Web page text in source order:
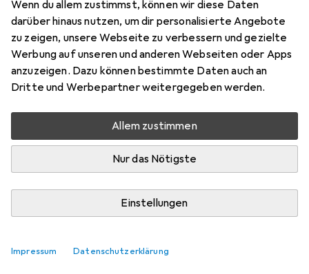
Wenn du allem zustimmst, können wir diese Daten
darüber hinaus nutzen, um dir personalisierte Angebote
zu zeigen, unsere Webseite zu verbessern und gezielte
Werbung auf unseren und anderen Webseiten oder Apps
anzuzeigen. Dazu können bestimmte Daten auch an
Dritte und Werbepartner weitergegeben werden.
Allem zustimmen
Nur das Nötigste
Einstellungen
Impressum Datenschutzerklärung
Preis in EUR inkl. MwSt.
Schneller lieferbar
Angebot fürEUR
72,14
Marke
Mehr von Europalms
Zwischen Fr, 4.9. und Mo, 14.9. geliefert
Benachrichtigen, wenn schneller verfügbar